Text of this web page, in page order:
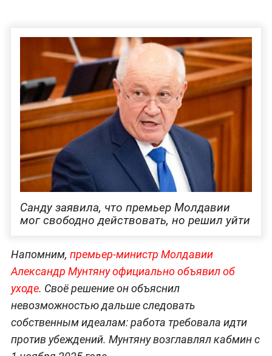
Санду заявила, что премьер Молдавии
мог свободно действовать, но решил уйти
Напомним, премьер-министр Молдавии
Александр Мунтяну официально объявил об
уходе. Своё решение он объяснил
невозможностью дальше следовать
собственным идеалам: работа требовала идти
против убеждений. Мунтяну возглавлял кабмин с